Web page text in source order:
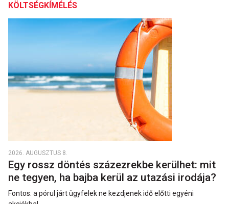
KÖLTSÉGKÍMÉLÉS
2026. AUGUSZTUS 8.
Egy rossz döntés százezrekbe kerülhet: mit
ne tegyen, ha bajba kerül az utazási irodája?
Fontos: a pórul járt ügyfelek ne kezdjenek idő előtti egyéni